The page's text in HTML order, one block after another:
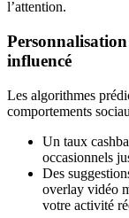
l’attention.
influencé
Les algorithmes
comportements
Un taux
occasionnels
Des
overlay vidéo
votre activité